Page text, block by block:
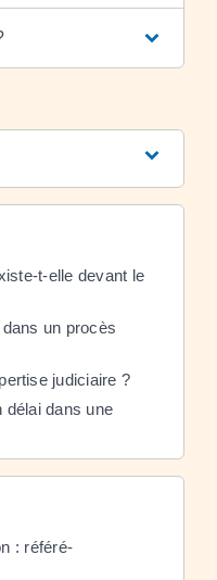
t-elle devant le
un procès
judiciaire ?
délai dans une
: référé-